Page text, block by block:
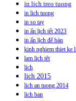
in lich treo tuong
in lich tuong
in so tay
in ấn lịch tết 2023
in ấn lịch để bàn
kinh nghiem thiet ke
lam lich têt
lich
lich 2015
lich an tuong 2014
lich ban